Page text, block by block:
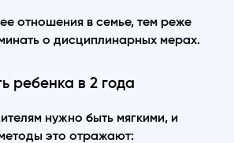
отношения в семье, тем реже
о дисциплинарных мерах.
ребенка в 2 года
нужно быть мягкими, и
это отражают: